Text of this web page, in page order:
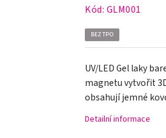
Kód: GLM001
BEZ TPO
UV/LED Gel laky
magnetu vytvořit
obsahují jemné
Detailní informace